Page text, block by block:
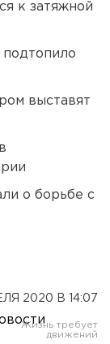
к затяжной
подтопило
выставят
о борьбе с
2020 В 14:07